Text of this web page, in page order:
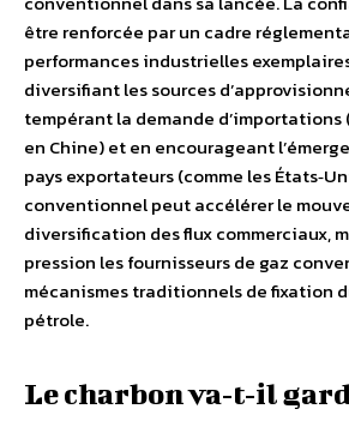
être renforcée par un cadre
performances industrielles
diversifiant les sources
tempérant la demande d’importations
en Chine) et en encourageant
pays exportateurs (comme les
conventionnel peut accélérer le
diversification des flux commerciaux,
pression les fournisseurs de gaz
mécanismes traditionnels de fixation
pétrole.
Le charbon va‐t‐il